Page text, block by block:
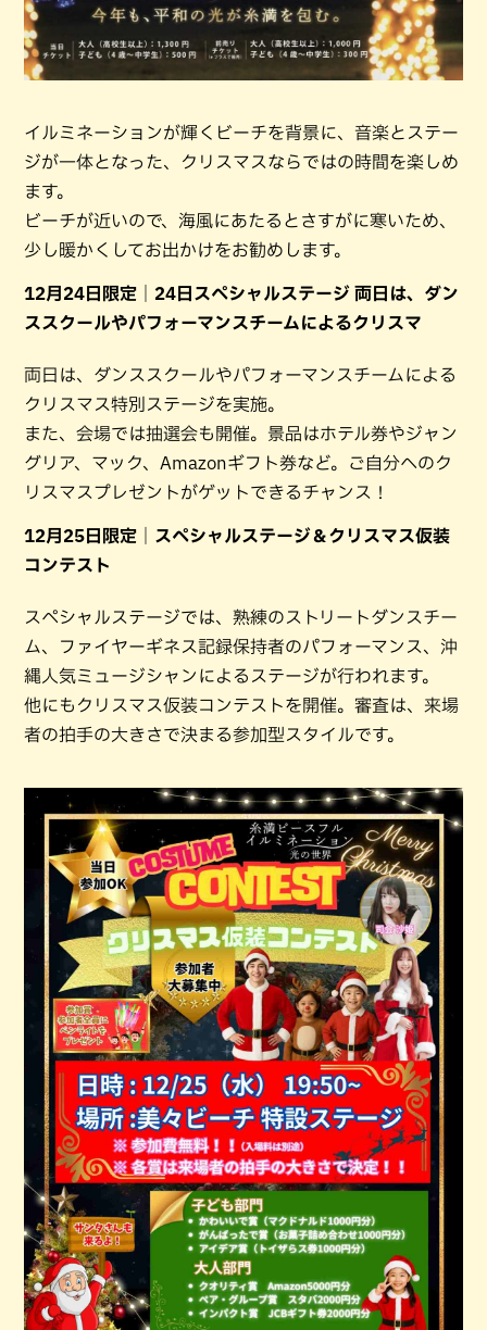
イルミネーションが輝くビーチを背景に、音楽とステー
ジが一体となった、クリスマスならではの時間を楽しめ
ます。
ビーチが近いので、海風にあたるとさすがに寒いため、
少し暖かくしてお出かけをお勧めします。
12月24日限定｜24日スペシャルステージ 両日は、ダン
ススクールやパフォーマンスチームによるクリスマ
両日は、ダンススクールやパフォーマンスチームによる
クリスマス特別ステージを実施。
また、会場では抽選会も開催。景品はホテル券やジャン
グリア、マック、Amazonギフト券など。ご自分へのク
リスマスプレゼントがゲットできるチャンス！
12月25日限定｜スペシャルステージ＆クリスマス仮装
コンテスト
スペシャルステージでは、熟練のストリートダンスチー
ム、ファイヤーギネス記録保持者のパフォーマンス、沖
縄人気ミュージシャンによるステージが行われます。
他にもクリスマス仮装コンテストを開催。審査は、来場
者の拍手の大きさで決まる参加型スタイルです。